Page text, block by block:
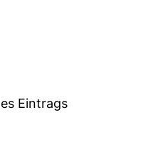
Eintrags